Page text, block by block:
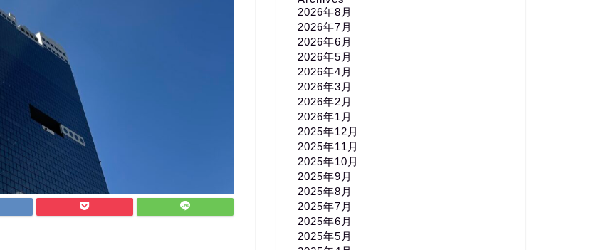
2026年8月
2026年7月
2026年6月
2026年5月
2026年4月
2026年3月
2026年2月
2026年1月
2025年12月
2025年11月
2025年10月
2025年9月
2025年8月
2025年7月
2025年6月
2025年5月